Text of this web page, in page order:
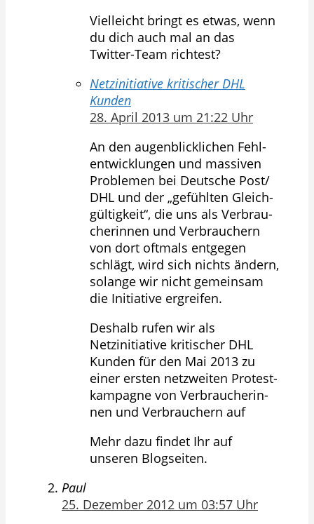
Vielleicht bringt es etwas, wenn
du dich auch mal an das
Twitter-Team richtest?
Netzinitiative kritischer DHL
Kunden
28. April 2013 um 21:22 Uhr
An den au­gen­blick­li­chen Fehl­
ent­wick­lun­gen und mas­si­ven
Pro­ble­men bei Deut­sche Post/
DHL und der „ge­fühl­ten Gleich­
gül­tig­keit“, die uns als Ver­brau­
che­rin­nen und Ver­brau­chern
von dort oftmals ent­ge­gen
schlägt, wird sich nichts än­dern,
so­lan­ge wir nicht ge­mein­sam
die In­itia­ti­ve er­grei­fen.
Des­halb rufen wir als
Netzinitiative kritischer DHL
Kunden für den Mai 2013 zu
einer ers­ten netzwei­ten Pro­test­
kam­pa­gne von Ver­brau­che­rin­
nen und Ver­brau­chern auf
Mehr dazu findet Ihr auf
unseren Blogseiten.
Paul
25. Dezember 2012 um 03:57 Uhr